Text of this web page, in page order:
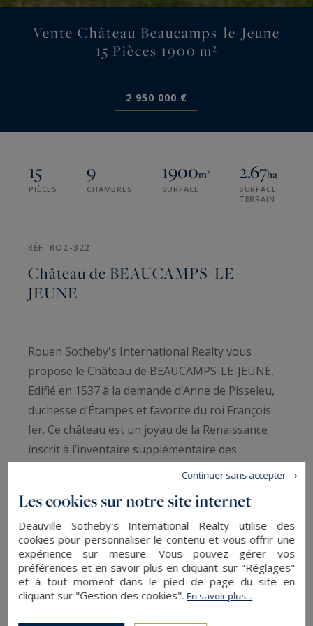
Vente Château Beaucamps-le-Jeune
15 Pièces 1900 m²
2 950 000 €
15
PIÈCES
9
CHAMBRES
1900m²
SURFACE
2.67ha
SURFACE
TERRAIN
RÉF. RO2-322
Château de BEAUCAMPS-LE-
JEUNE
Rouen Sotheby's International Realty vous
propose le Château de BEAUCAMPS-LE-JEUNE,
Edifié en 1537 à la demande d’Anne de Pisseleu,
duchesse d’Étampes et favorite du roi François
Ier. Ce château est un joyau de la Renaissance
inscrit à l’inventaire supplémentaire des
monuments historiques. Au cœur d’un parc
il offre un cadre d’une rare élégance, où
dialoguent éléments Renaissance et
réminiscences médiévales.
Organisée autour d’une cour carrée, la première
bâtisse (environ 700 m²), restaurée avec soin,
Les cookies sur notre site internet
Deauville Sotheby's International Realty utilise des
cookies pour personnaliser le contenu et vous offrir une
expérience sur mesure. Vous pouvez gérer vos
préférences et en savoir plus en cliquant sur "Réglages"
et à tout moment dans le pied de page du site en
cliquant sur "Gestion des cookies".En savoir plus...
Continuer sans accepter